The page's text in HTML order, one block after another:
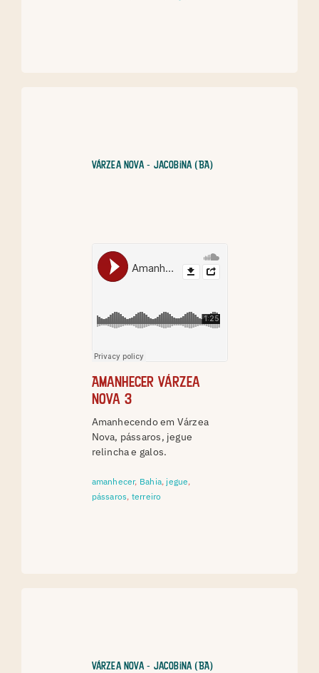
Várzea Nova - Jacobina (BA)
Amanhecer Várzea
Nova 3
Amanhecendo em Várzea
Nova, pássaros, jegue
relincha e galos.
amanhecer, Bahia, jegue,
pássaros, terreiro
Várzea Nova - Jacobina (BA)